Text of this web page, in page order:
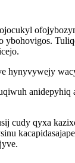
cudy qyxa